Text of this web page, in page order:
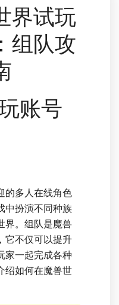
界试玩
组队攻
账号
的多人在线角色
中扮演不同种族
界。组队是魔兽
它不仅可以提升
家一起完成各种
绍如何在魔兽世